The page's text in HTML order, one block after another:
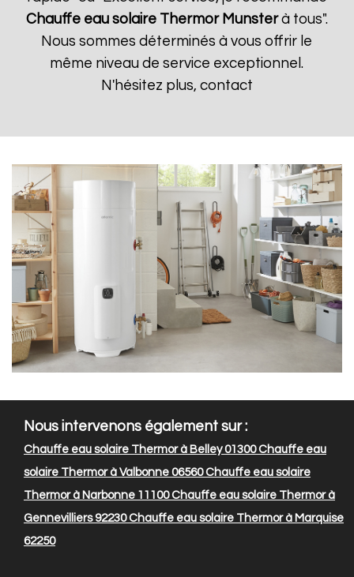
Chauffe eau solaire Thermor Munsterà tous".
Nous sommes déterminés à vous offrir le
même niveau de service exceptionnel.
N'hésitez plus, contact
Nous intervenons également sur :
Chauffe eau solaire Thermor à Belley 01300Chauffe eau
solaire Thermor à Valbonne 06560Chauffe eau solaire
Thermor à Narbonne 11100Chauffe eau solaire Thermor à
Gennevilliers 92230Chauffe eau solaire Thermor à Marquise
62250